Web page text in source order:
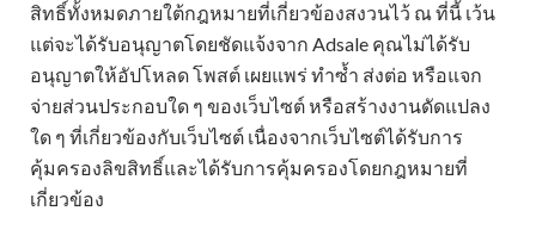
สิทธิ์ทั้งหมดภายใต้กฎหมายที่เกี่ยวข้องสงวนไว้ ณ ที่นี้ เว้น
แต่จะได้รับอนุญาตโดยชัดแจ้งจาก Adsale คุณไม่ได้รับ
อนุญาตให้อัปโหลด โพสต์ เผยแพร่ ทำซ้ำ ส่งต่อ หรือแจก
จ่ายส่วนประกอบใด ๆ ของเว็บไซต์ หรือสร้างงานดัดแปลง
ใด ๆ ที่เกี่ยวข้องกับเว็บไซต์ เนื่องจากเว็บไซต์ได้รับการ
คุ้มครองลิขสิทธิ์และได้รับการคุ้มครองโดยกฎหมายที่
เกี่ยวข้อง